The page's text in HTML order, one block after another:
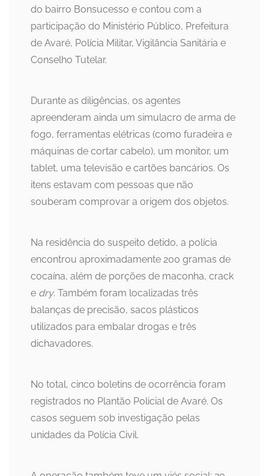
do bairro Bonsucesso e contou com a
participação do Ministério Público, Prefeitura
de Avaré, Polícia Militar, Vigilância Sanitária e
Conselho Tutelar.
Durante as diligências, os agentes
apreenderam ainda um simulacro de arma de
fogo, ferramentas elétricas (como furadeira e
máquinas de cortar cabelo), um monitor, um
tablet, uma televisão e cartões bancários. Os
itens estavam com pessoas que não
souberam comprovar a origem dos objetos.
Na residência do suspeito detido, a polícia
encontrou aproximadamente 200 gramas de
cocaína, além de porções de maconha, crack
e dry. Também foram localizadas três
balanças de precisão, sacos plásticos
utilizados para embalar drogas e três
dichavadores.
No total, cinco boletins de ocorrência foram
registrados no Plantão Policial de Avaré. Os
casos seguem sob investigação pelas
unidades da Polícia Civil.